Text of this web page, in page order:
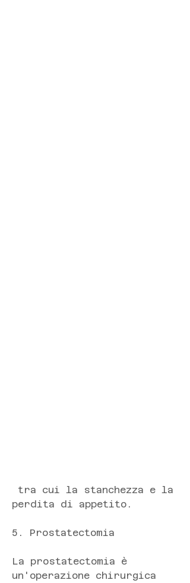
perdita di appetito.
5. Prostatectomia
La prostatectomia è
un'operazione chirurgica